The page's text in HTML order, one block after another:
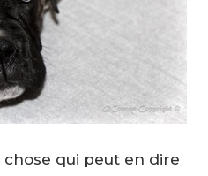
qui peut en dire